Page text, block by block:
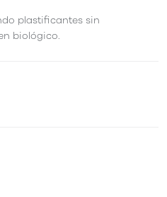
plastificantes sin
biológico.